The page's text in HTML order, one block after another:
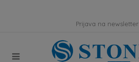
Prijava na newsletter